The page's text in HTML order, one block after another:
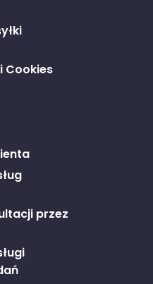
Cookies
przez